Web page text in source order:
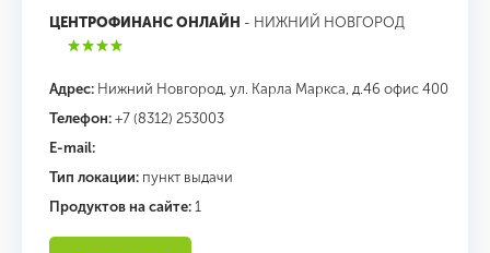
ЦЕНТРОФИНАНС ОНЛАЙН - НИЖНИЙ НОВГОРОД
Адрес: Нижний Новгород, ул. Карла Маркса, д.46 офис 400
Телефон: +7 (8312) 253003
E-mail:
Тип локации: пункт выдачи
Продуктов на сайте: 1